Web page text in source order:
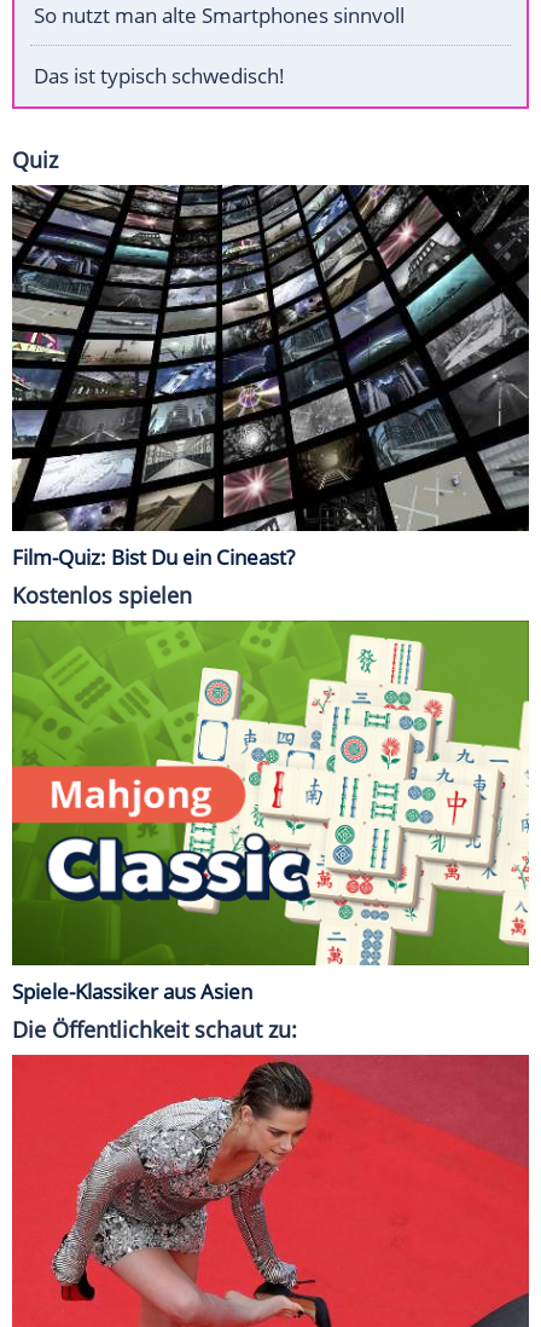
So nutzt man alte Smartphones sinnvoll
Das ist typisch schwedisch!
Quiz
Film-Quiz: Bist Du ein Cineast?
Kostenlos spielen
Spiele-Klassiker aus Asien
Die Öffentlichkeit schaut zu: